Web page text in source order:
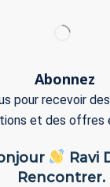
Abonnez
pour recevoir
et des offres
Ravi
Rencontrer.